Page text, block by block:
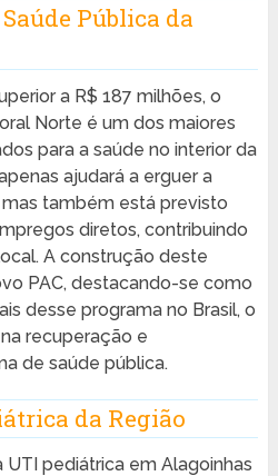
Pública da
a R$ 187 milhões, o
Norte é um dos maiores
para a saúde no interior da
ajudará a erguer a
também está previsto
diretos, contribuindo
A construção deste
PAC, destacando-se como
desse programa no Brasil, o
recuperação e
de saúde pública.
da Região
pediátrica em Alagoinhas